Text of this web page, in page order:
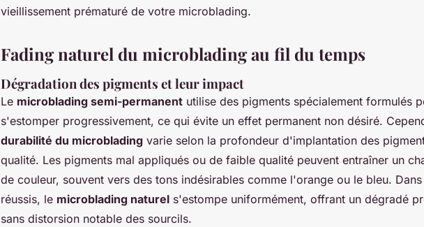
vieillissement prématuré de votre microblading.
Fading naturel du microblading au fil du temps
Dégradation des pigments et leur impact
Le microblading semi-permanent utilise des pigments spécialement formulés
s'estomper progressivement, ce qui évite un effet permanent non désiré.
durabilité du microblading varie selon la profondeur d'implantation des
qualité. Les pigments mal appliqués ou de faible qualité peuvent entraîner un
de couleur, souvent vers des tons indésirables comme l'orange ou le bleu.
réussis, le microblading naturel s'estompe uniformément, offrant un dégradé
sans distorsion notable des sourcils.